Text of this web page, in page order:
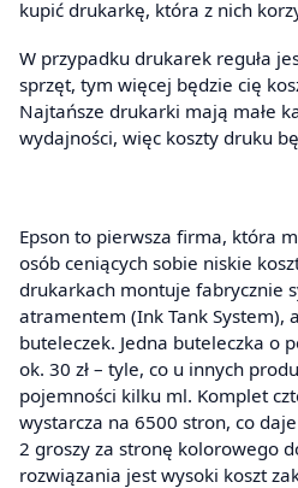
kupić drukarkę, która z nich
W przypadku drukarek reguła
sprzęt, tym więcej będzie cię
Najtańsze drukarki mają małe
wydajności, więc koszty druku
Epson to pierwsza firma, która
osób ceniących sobie niskie
drukarkach montuje fabrycznie
atramentem (Ink Tank System),
buteleczek. Jedna buteleczka o
ok. 30 zł – tyle, co u innych
pojemności kilku ml. Komplet
wystarcza na 6500 stron, co
2 groszy za stronę kolorowego
rozwiązania jest wysoki koszt